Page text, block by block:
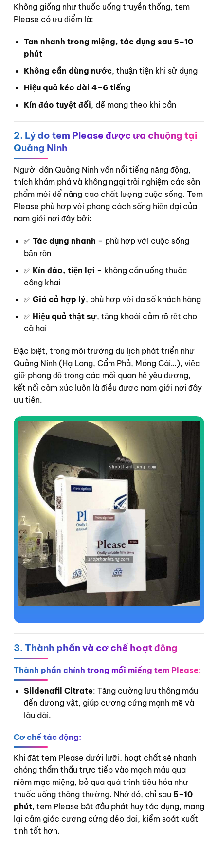
Không giống như thuốc uống truyền thống, tem
Please có ưu điểm là:
Tan nhanh trong miệng, tác dụng sau 5–10
phút
Không cần dùng nước, thuận tiện khi sử dụng
Hiệu quả kéo dài 4–6 tiếng
Kín đáo tuyệt đối, dễ mang theo khi cần
2. Lý do tem Please được ưa chuộng tại
Quảng Ninh
Người dân Quảng Ninh vốn nổi tiếng năng động,
thích khám phá và không ngại trải nghiệm các sản
phẩm mới để nâng cao chất lượng cuộc sống. Tem
Please phù hợp với phong cách sống hiện đại của
nam giới nơi đây bởi:
✅ Tác dụng nhanh – phù hợp với cuộc sống
bận rộn
✅ Kín đáo, tiện lợi – không cần uống thuốc
công khai
✅ Giá cả hợp lý, phù hợp với đa số khách hàng
✅ Hiệu quả thật sự, tăng khoái cảm rõ rệt cho
cả hai
Đặc biệt, trong môi trường du lịch phát triển như
Quảng Ninh (Hạ Long, Cẩm Phả, Móng Cái…), việc
giữ phong độ trong các mối quan hệ yêu đương,
kết nối cảm xúc luôn là điều được nam giới nơi đây
ưu tiên.
3. Thành phần và cơ chế hoạt động
Thành phần chính trong mỗi miếng tem Please:
Sildenafil Citrate: Tăng cường lưu thông máu
đến dương vật, giúp cương cứng mạnh mẽ và
lâu dài.
Cơ chế tác động:
Khi đặt tem Please dưới lưỡi, hoạt chất sẽ nhanh
chóng thẩm thấu trực tiếp vào mạch máu qua
niêm mạc miệng, bỏ qua quá trình tiêu hóa như
thuốc uống thông thường. Nhờ đó, chỉ sau 5–10
phút, tem Please bắt đầu phát huy tác dụng, mang
lại cảm giác cương cứng dẻo dai, kiểm soát xuất
tinh tốt hơn.